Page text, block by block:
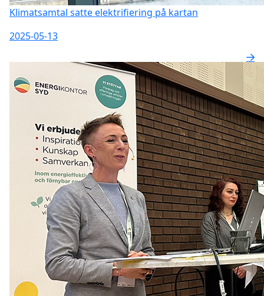
Klimatsamtal satte elektrifiering på kartan
2025-05-13